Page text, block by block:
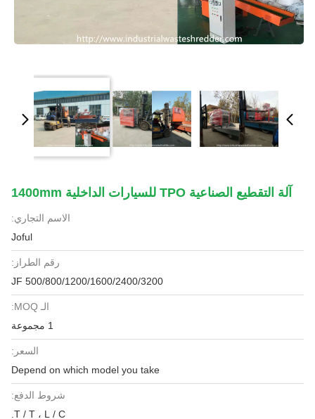
آلة التقطيع الصناعية TPO للسيارات الداخلية 1400mm
الاسم التجاري:
Joful
رقم الطراز:
JF 500/800/1200/1600/2400/3200
الـ MOQ:
1 مجموعة
السعر:
Depend on which model you take
شروط الدفع:
T / T ، L / C.